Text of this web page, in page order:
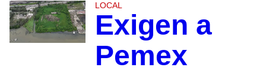
LOCAL
Exigen a
Pemex